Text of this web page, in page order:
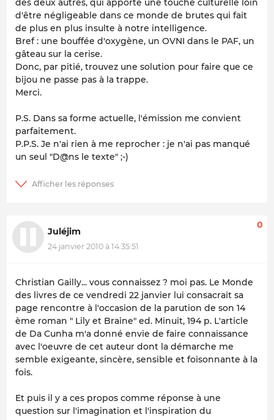
des deux autres, qui apporte une touche culturelle loin
d'être négligeable dans ce monde de brutes qui fait
de plus en plus insulte à notre intelligence.
Bref : une bouffée d'oxygène, un OVNI dans le PAF, un
gâteau sur la cerise.
Donc, par pitié, trouvez une solution pour faire que ce
bijou ne passe pas à la trappe.
Merci.
P.S. Dans sa forme actuelle, l'émission me convient
parfaitement.
P.P.S. Je n'ai rien à me reprocher : je n'ai pas manqué
un seul "D@ns le texte" ;-)
Juléjim
24 janvier 2010 à 14:35:51
0
Christian Gailly... vous connaissez ? moi pas. Le Monde
des livres de ce vendredi 22 janvier lui consacrait sa
page rencontre à l'occasion de la parution de son 14
ème roman " Lily et Braine" ed. Minuit, 194 p. L'article
de Da Cunha m'a donné envie de faire connaissance
avec l'oeuvre de cet auteur dont la démarche me
semble exigeante, sincère, sensible et foisonnante à la
fois.
Et puis il y a ces propos comme réponse à une
question sur l'imagination et l'inspiration du